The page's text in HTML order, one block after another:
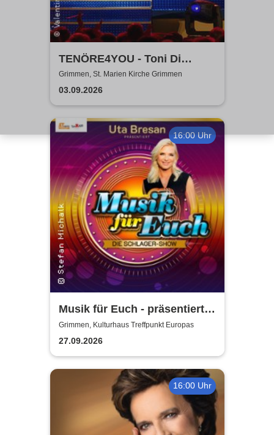
TENÖRE4YOU - Toni Di
Napoli & Pietro Pato
Grimmen, St. Marien Kirche Grimmen
03.09.2026
16:00 Uhr
Musik für Euch - präsentiert
von Uta Bresan
Grimmen, Kulturhaus Treffpunkt Europas
27.09.2026
16:00 Uhr